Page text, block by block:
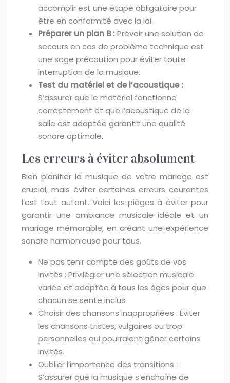
accomplir est une étape obligatoire pour
être en conformité avec la loi.
Préparer un plan B :Prévoir une solution de
secours en cas de problème technique est
une sage précaution pour éviter toute
interruption de la musique.
Test du matériel et de l’acoustique :
S’assurer que le matériel fonctionne
correctement et que l’acoustique de la
salle est adaptée garantit une qualité
sonore optimale.
Les erreurs à éviter absolument
Bien planifier la musique de votre mariage est
crucial, mais éviter certaines erreurs courantes
l’est tout autant. Voici les pièges à éviter pour
garantir une ambiance musicale idéale et un
mariage mémorable, en créant une expérience
sonore harmonieuse pour tous.
Ne pas tenir compte des goûts de vos
invités : Privilégier une sélection musicale
variée et adaptée à tous les âges pour que
chacun se sente inclus.
Choisir des chansons inappropriées : Éviter
les chansons tristes, vulgaires ou trop
personnelles qui pourraient gêner certains
invités.
Oublier l’importance des transitions :
S’assurer que la musique s’enchaîne de